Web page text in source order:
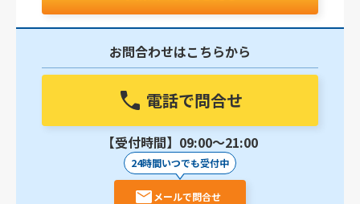
お問合わせはこちらから
電話で問合せ
【受付時間】09:00〜21:00
24時間いつでも受付中
メールで問合せ